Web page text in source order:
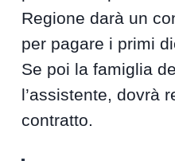
Regione darà un
per pagare i primi
Se poi la famiglia
l’assistente, dovrà
contratto.